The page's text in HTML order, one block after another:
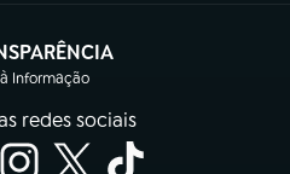
Informação
(abre em nova aba)
redes sociais